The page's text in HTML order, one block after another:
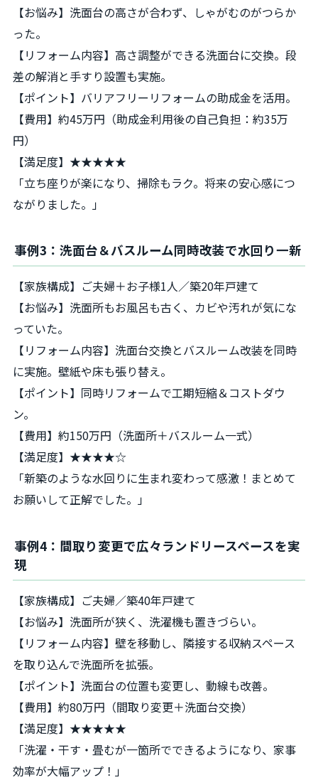
【お悩み】洗面台の高さが合わず、しゃがむのがつらか
った。
【リフォーム内容】高さ調整ができる洗面台に交換。段
差の解消と手すり設置も実施。
【ポイント】バリアフリーリフォームの助成金を活用。
【費用】約45万円（助成金利用後の自己負担：約35万
円）
【満足度】★★★★★
「立ち座りが楽になり、掃除もラク。将来の安心感につ
ながりました。」
事例3：洗面台＆バスルーム同時改装で水回り一新
【家族構成】ご夫婦＋お子様1人／築20年戸建て
【お悩み】洗面所もお風呂も古く、カビや汚れが気にな
っていた。
【リフォーム内容】洗面台交換とバスルーム改装を同時
に実施。壁紙や床も張り替え。
【ポイント】同時リフォームで工期短縮＆コストダウ
ン。
【費用】約150万円（洗面所＋バスルーム一式）
【満足度】★★★★☆
「新築のような水回りに生まれ変わって感激！まとめて
お願いして正解でした。」
事例4：間取り変更で広々ランドリースペースを実
現
【家族構成】ご夫婦／築40年戸建て
【お悩み】洗面所が狭く、洗濯機も置きづらい。
【リフォーム内容】壁を移動し、隣接する収納スペース
を取り込んで洗面所を拡張。
【ポイント】洗面台の位置も変更し、動線も改善。
【費用】約80万円（間取り変更＋洗面台交換）
【満足度】★★★★★
「洗濯・干す・畳むが一箇所でできるようになり、家事
効率が大幅アップ！」